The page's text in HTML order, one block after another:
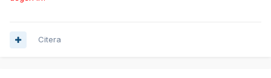
Citera